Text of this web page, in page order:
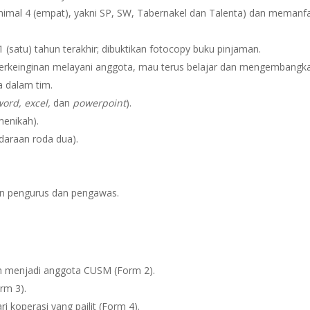
4 (empat), yakni SP, SW, Tabernakel dan Talenta) dan
tahun terakhir; dibuktikan fotocopy buku pinjaman.
melayani anggota, mau terus belajar dan
dalam tim.
excel, dan powerpoint).
roda dua).
pengurus dan pengawas.
anggota CUSM (Form 2).
3).
koperasi yang pailit (Form 4).